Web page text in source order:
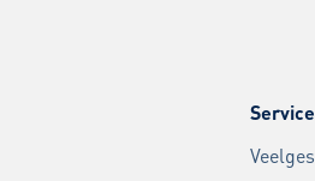
Service